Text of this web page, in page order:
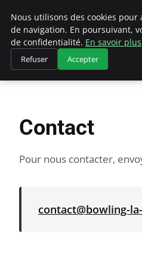
Bowling La Rosiere
Accueil Contact
Contact
Pour nous contacter,
contact@bowling-
Nous utilisons des cookies
de navigation. En poursuivant,
de confidentialité. En savoir plus
Refuser Accepter